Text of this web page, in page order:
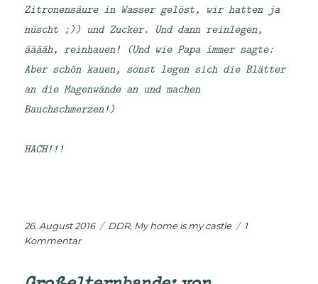
Zitronensäure in Wasser gelöst, wir hatten ja
nüscht ;)) und Zucker. Und dann reinlegen,
ääääh, reinhauen! (Und wie Papa immer sagte:
Aber schön kauen, sonst legen sich die Blätter
an die Magenwände an und machen
Bauchschmerzen!)
HACH!!!
Veröffentlicht
am
26. August 2016 Kategorien
DDR, My home is my castle
1
Kommentarzu